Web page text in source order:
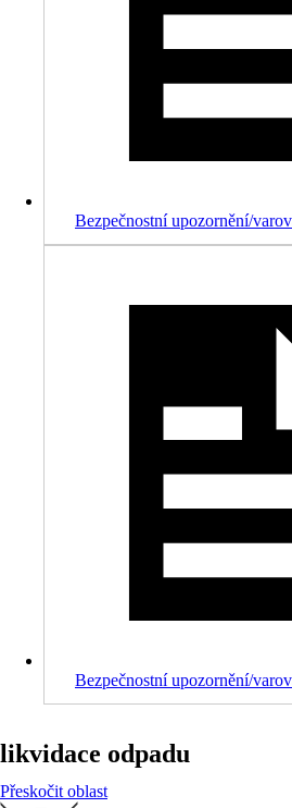
Bezpečnostní upozornění/
Bezpečnostní upozornění/
likvidace odpadu
Přeskočit oblast